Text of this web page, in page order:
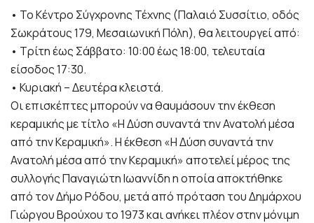
• Το Κέντρο Σύγχρονης Τέχνης (Παλαιό Συσσίτιο, οδός
Σωκράτους 179, Μεσαιωνική Πόλη), θα λειτουργεί από:
• Τρίτη έως Σάββατο: 10:00 έως 18:00, τελευταία
είσοδος 17:30.
• Κυριακή – Δευτέρα κλειστά.
Οι επισκέπτες μπορούν να θαυμάσουν την έκθεση
κεραμικής με τίτλο «Η Δύση συναντά την Ανατολή μέσα
από την Κεραμική». Η έκθεση «Η Δύση συναντά την
Ανατολή μέσα από την Κεραμική» αποτελεί μέρος της
συλλογής Παναγιώτη Ιωαννίδη η οποία αποκτήθηκε
από τον Δήμο Ρόδου, μετά από πρόταση του Δημάρχου
Γιώργου Βρούχου το 1973 και ανήκει πλέον στην μόνιμη